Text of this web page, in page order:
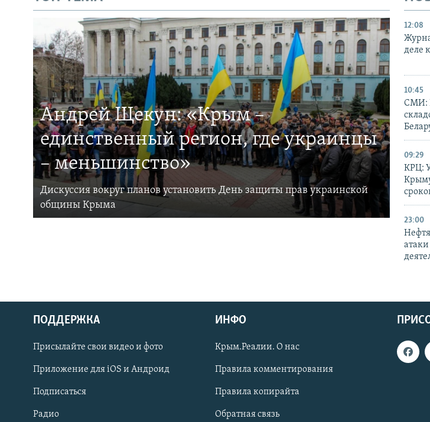
Українською
Qırımtatar
ПРИСОЕДИНЯЙТЕСЬ!
Андрей Щекун: «Крым –
единственный регион, где украинцы
– меньшинство»
Дискуссия вокруг планов установить День защиты прав украинской
общины Крыма
12:08
деле
10:45
СМИ:
09:29
КРЦ:
23:00
ПОДДЕРЖКА
Присылайте свои видео и фото
Приложение для iOS и Андроид
Подписаться
Радио
ИНФО
Крым.Реалии. О нас
Правила комментирования
Правила копирайта
Обратная связь